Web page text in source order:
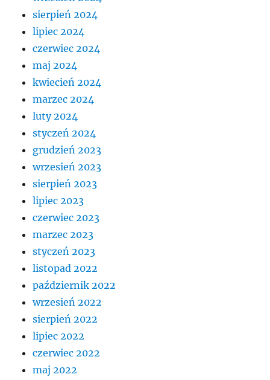
sierpień 2024
lipiec 2024
czerwiec 2024
maj 2024
kwiecień 2024
marzec 2024
luty 2024
styczeń 2024
grudzień 2023
wrzesień 2023
sierpień 2023
lipiec 2023
czerwiec 2023
marzec 2023
styczeń 2023
listopad 2022
październik 2022
wrzesień 2022
sierpień 2022
lipiec 2022
czerwiec 2022
maj 2022